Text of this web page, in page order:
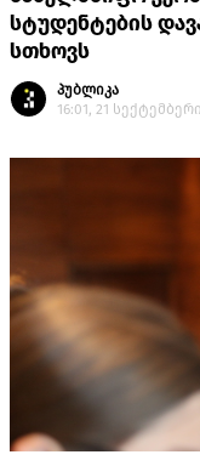
სტუდენტების
სთხოვს
პუბლიკა
16:01, 21